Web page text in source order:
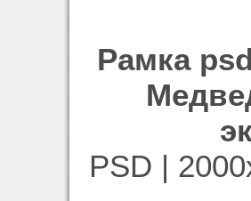
Рамка
PSD |